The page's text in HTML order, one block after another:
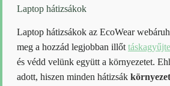
Laptop hátizsákok
Laptop hátizsákok az EcoWear
meg a hozzád legjobban illőt
és védd velünk együtt a környezetet.
adott, hiszen minden hátizsák